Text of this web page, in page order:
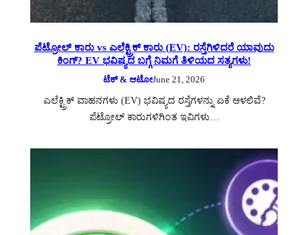
ಪೆಟ್ರೋಲ್ ಕಾರು vs ಎಲೆಕ್ಟ್ರಿಕ್ ಕಾರು (EV): ರಸ್ತೆಗಿಳಿದರೆ ಯಾವುದು
ಕಿಂಗ್? EV ಭವಿಷ್ಯದ ಬಗ್ಗೆ ನಿಮಗೆ ತಿಳಿಯದ ಸತ್ಯಗಳು!
ಟೆಕ್ & ಆಟೋJune 21, 2026
ಎಲೆಕ್ಟ್ರಿಕ್ ವಾಹನಗಳು (EV) ಭವಿಷ್ಯದ ರಸ್ತೆಗಳನ್ನು ಏಕೆ ಆಳಲಿವೆ?
ಪೆಟ್ರೋಲ್ ಕಾರುಗಳಿಗಿಂತ ಇವಿಗಳು…